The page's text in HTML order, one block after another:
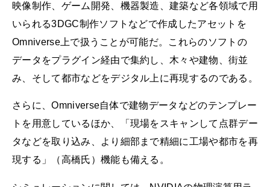
映像制作、ゲーム開発、機器製造、建築など各領域で用
いられる3DGC制作ソフトなどで作成したアセットを
Omniverse上で扱うことが可能だ。これらのソフトの
データをプラグイン経由で集約し、木々や建物、街並
み、そして都市などをデジタル上に再現するのである。
さらに、Omniverse自体で建物データなどのテンプレー
トを用意しているほか、「現場をスキャンして点群デー
タなどを取り込み、より細部まで精細に工場や都市を再
現する」（高橋氏）機能も備える。